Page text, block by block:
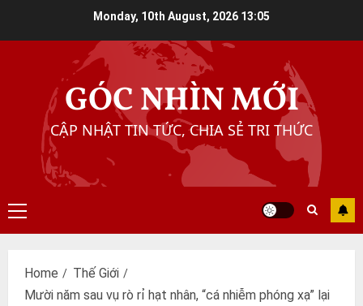
Monday, 10th August, 2026 13:05
GÓC NHÌN MỚI
CẬP NHẬT TIN TỨC, CHIA SẺ TRI THỨC
Primary
Menu
Home
Thế Giới
Mười năm sau vụ rò rỉ hạt nhân, “cá nhiễm phóng xạ” lại